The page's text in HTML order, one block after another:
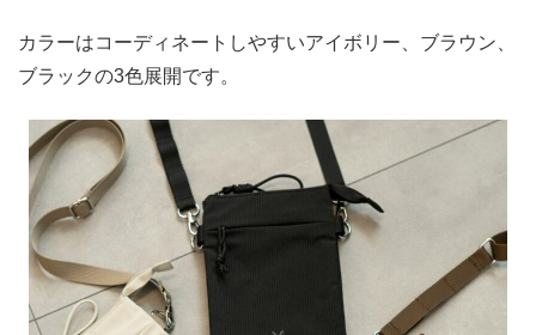
カラーはコーディネートしやすいアイボリー、ブラウン、
ブラックの3色展開です。